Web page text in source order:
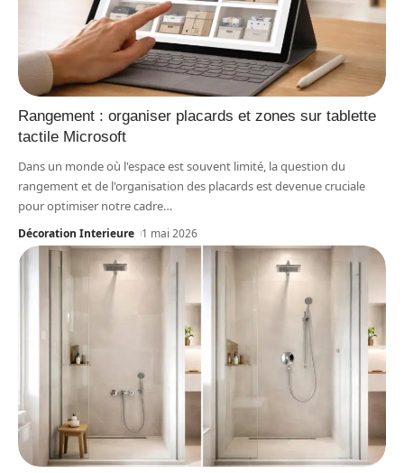
Rangement : organiser placards et zones sur tablette
tactile Microsoft
Dans un monde où l'espace est souvent limité, la question du
rangement et de l'organisation des placards est devenue cruciale
pour optimiser notre cadre…
Décoration Interieure 1 mai 2026